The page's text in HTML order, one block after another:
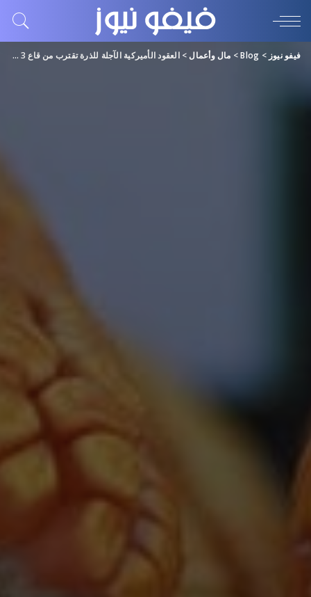
فيفو نيوز >
Blog
> مال وأعمال >العقود الأميركية الآجلة للذرة تقترب من قاع 3 سنوات